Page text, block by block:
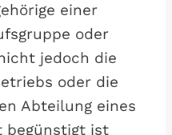
einer
oder
jedoch die
oder die
Abteilung eines
begünstigt ist